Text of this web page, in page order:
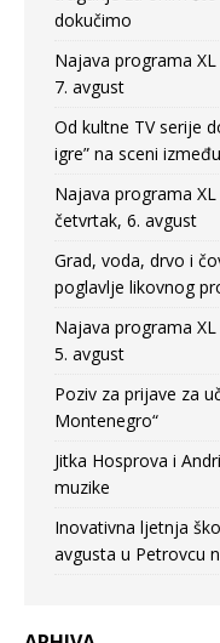
dokučimo
Najava programa
7. avgust
Od kultne TV serije
igre” na sceni
Najava programa
četvrtak, 6. avgust
Grad, voda, drvo i
poglavlje likovnog
Najava programa
5. avgust
Poziv za prijave za
Montenegro“
Jitka Hosprova i
muzike
Inovativna ljetnja
avgusta u Petrovcu